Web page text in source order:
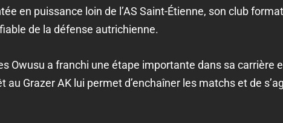
en puissance loin de l’AS Saint-Étienne, son club
de la défense autrichienne.
Owusu a franchi une étape importante dans sa carrière
au Grazer AK lui permet d’enchaîner les matchs et de